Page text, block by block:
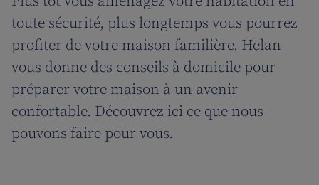
toute sécurité, plus longtemps vous pourrez
profiter de votre maison familière. Helan
vous donne des conseils à domicile pour
préparer votre maison à un avenir
confortable. Découvrez ici ce que nous
pouvons faire pour vous.